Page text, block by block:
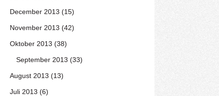
December 2013 (15)
November 2013 (42)
Oktober 2013 (38)
September 2013 (33)
August 2013 (13)
Juli 2013 (6)